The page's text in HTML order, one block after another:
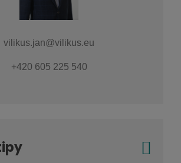
vilikus.jan@vilikus.eu
+420 605 225 540